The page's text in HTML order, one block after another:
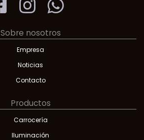
Sobre nosotros
Empresa
Noticias
Contacto
Productos
Carrocería
Iluminación